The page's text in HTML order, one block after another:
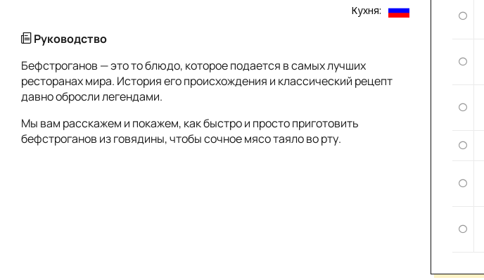
Кухня:
Руководство
Бефстроганов — это то блюдо, которое подается в самых лучших
ресторанах мира. История его происхождения и классический рецепт
давно обросли легендами.
Мы вам расскажем и покажем, как быстро и просто приготовить
бефстроганов из говядины, чтобы сочное мясо таяло во рту.